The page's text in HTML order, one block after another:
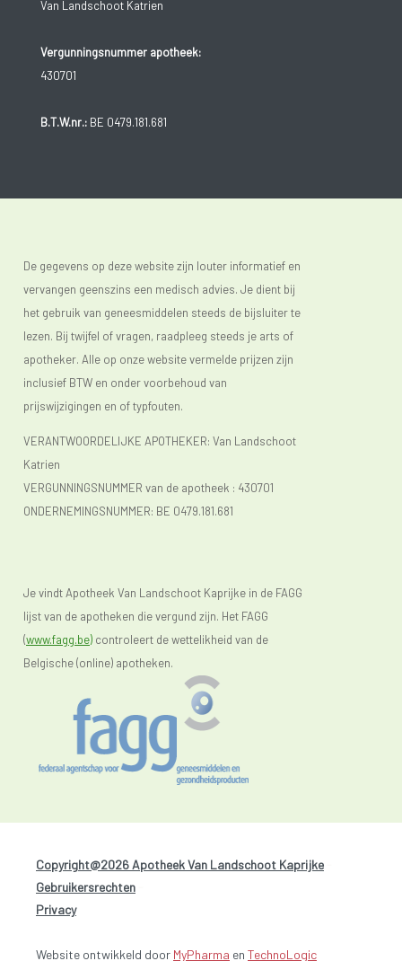
Van Landschoot Katrien
Vergunningsnummer apotheek:
430701
B.T.W.nr.:BE 0479.181.681
De gegevens op deze website zijn louter informatief en
vervangen geenszins een medisch advies. Je dient bij
het gebruik van geneesmiddelen steeds de bijsluiter te
lezen. Bij twijfel of vragen, raadpleeg steeds je arts of
apotheker. Alle op onze website vermelde prijzen zijn
inclusief BTW en onder voorbehoud van
prijswijzigingen en of typfouten.
VERANTWOORDELIJKE APOTHEKER: Van Landschoot
Katrien
VERGUNNINGSNUMMER van de apotheek : 430701
ONDERNEMINGSNUMMER: BE 0479.181.681
Je vindt Apotheek Van Landschoot Kaprijke in de FAGG
lijst van de apotheken die vergund zijn. Het FAGG
(www.fagg.be) controleert de wettelikheid van de
Belgische (online) apotheken.
Copyright@2026 Apotheek Van Landschoot Kaprijke
Gebruikersrechten
Privacy
Website ontwikkeld door MyPharma en TechnoLogic